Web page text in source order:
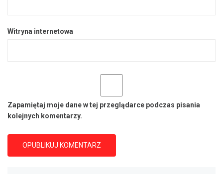
Witryna internetowa
Zapamiętaj moje dane w tej przeglądarce podczas pisania
kolejnych komentarzy.